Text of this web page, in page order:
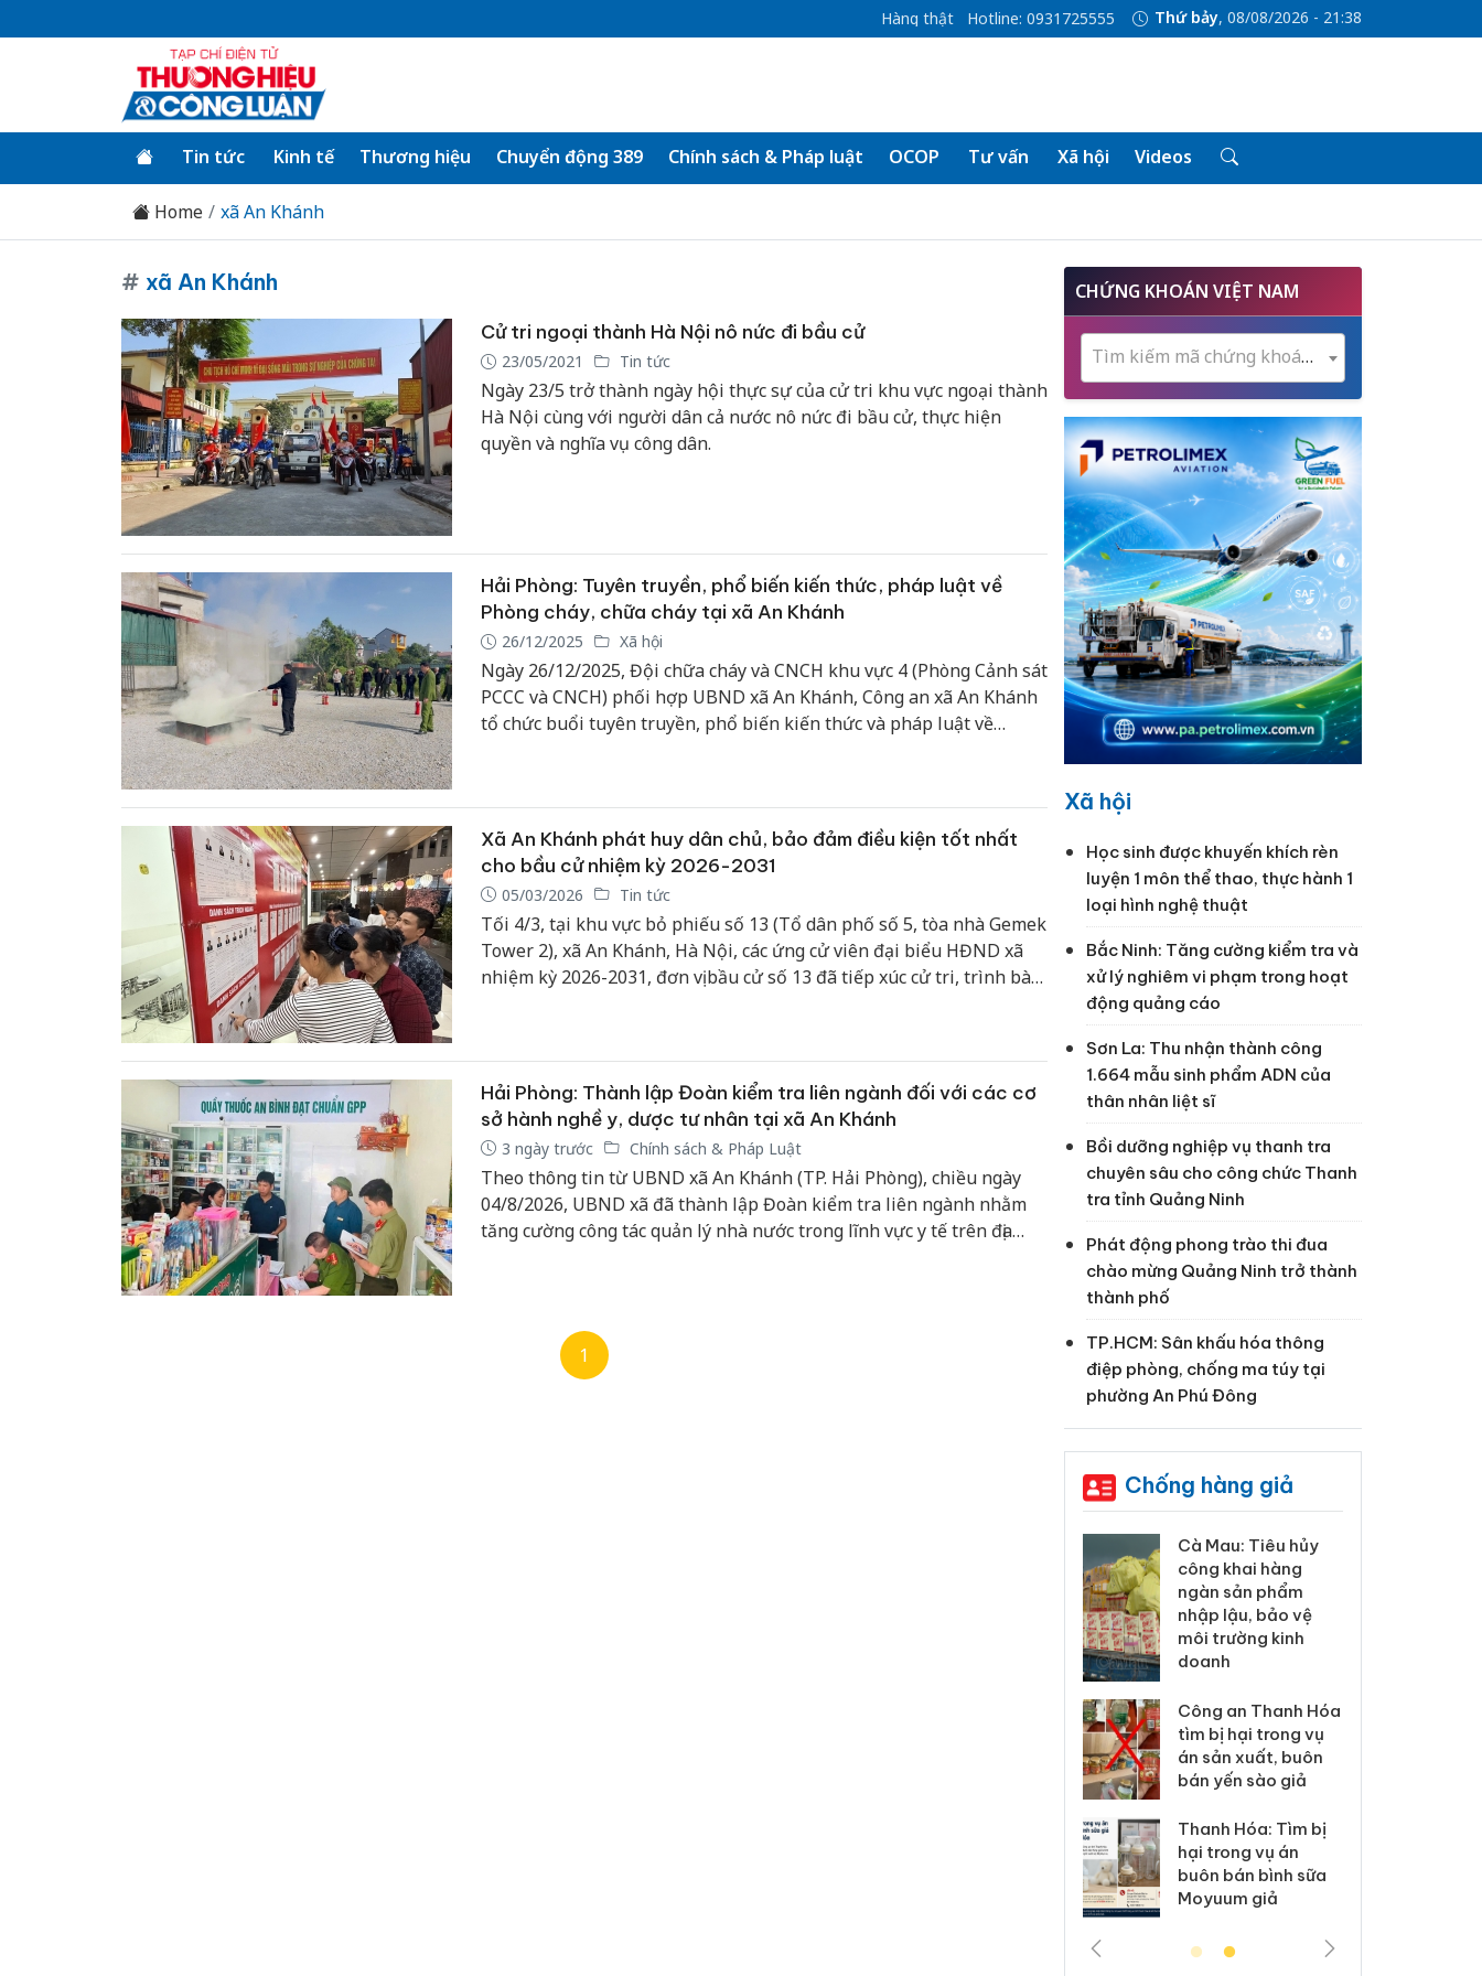
Hàng thật Hotline: 0931725555 Thứ bảy, 08/08/2026 - 21:38
Tin tức Kinh tế Thương hiệu Chuyển động 389 Chính sách & Pháp luật OCOP Tư vấn Xã hội Videos
Home xã An Khánh
# xã An Khánh
Cử tri ngoại thành Hà Nội nô nức đi bầu cử
23/05/2021 Tin tức
Ngày 23/5 trở thành ngày hội thực sự của cử tri khu vực ngoại thành
Hà Nội cùng với người dân cả nước nô nức đi bầu cử, thực hiện
quyền và nghĩa vụ công dân.
Hải Phòng: Tuyên truyền, phổ biến kiến thức, pháp luật về
Phòng cháy, chữa cháy tại xã An Khánh
26/12/2025 Xã hội
Ngày 26/12/2025, Đội chữa cháy và CNCH khu vực 4 (Phòng Cảnh sát
PCCC và CNCH) phối hợp UBND xã An Khánh, Công an xã An Khánh
tổ chức buổi tuyên truyền, phổ biến kiến thức và pháp luật về
toàn thể nhân dân trong công tác đảm bảo an toàn PCCC tại cơ sở.
Xã An Khánh phát huy dân chủ, bảo đảm điều kiện tốt nhất
cho bầu cử nhiệm kỳ 2026-2031
05/03/2026 Tin tức
Tối 4/3, tại khu vực bỏ phiếu số 13 (Tổ dân phố số 5, tòa nhà Gemek
Tower 2), xã An Khánh, Hà Nội, các ứng cử viên đại biểu HĐND xã
nhiệm kỳ 2026-2031, đơn vị bầu cử số 13 đã tiếp xúc cử tri, trình bày
trước cử tri và quyết tâm góp phần vào thành công của cuộc bầu cử.
Hải Phòng: Thành lập Đoàn kiểm tra liên ngành đối với các cơ
sở hành nghề y, dược tư nhân tại xã An Khánh
3 ngày trước Chính sách & Pháp Luật
Theo thông tin từ UBND xã An Khánh (TP. Hải Phòng), chiều ngày
04/8/2026, UBND xã đã thành lập Đoàn kiểm tra liên ngành nhằm
tăng cường công tác quản lý nhà nước trong lĩnh vực y tế trên địa
1
CHỨNG KHOÁN VIỆT NAM
Tìm kiếm mã chứng khoán...
Xã hội
Học sinh được khuyến khích rèn
luyện 1 môn thể thao, thực hành 1
loại hình nghệ thuật
Bắc Ninh: Tăng cường kiểm tra và
xử lý nghiêm vi phạm trong hoạt
động quảng cáo
Sơn La: Thu nhận thành công
1.664 mẫu sinh phẩm ADN của
thân nhân liệt sĩ
Bồi dưỡng nghiệp vụ thanh tra
chuyên sâu cho công chức Thanh
tra tỉnh Quảng Ninh
Phát động phong trào thi đua
chào mừng Quảng Ninh trở thành
thành phố
TP.HCM: Sân khấu hóa thông
điệp phòng, chống ma túy tại
phường An Phú Đông
Chống hàng giả
công khai hàng
ngàn sản phẩm
nhập lậu, bảo vệ
môi trường kinh
Công an Thanh Hóa
tìm bị hại trong vụ
án sản xuất, buôn
bán yến sào giả
Thanh Hóa: Tìm bị
hại trong vụ án
buôn bán bình sữa
Moyuum giả
Khẩn trương xác
minh, xử lý sản
phẩm Slimaura
Care x3 sử dụng
giấy phép giả mạo
vi phạm thương mại
trong tháng 7
kinh doanh bán
hàng giả mạo nhãn
hiệu Adidas, Nike